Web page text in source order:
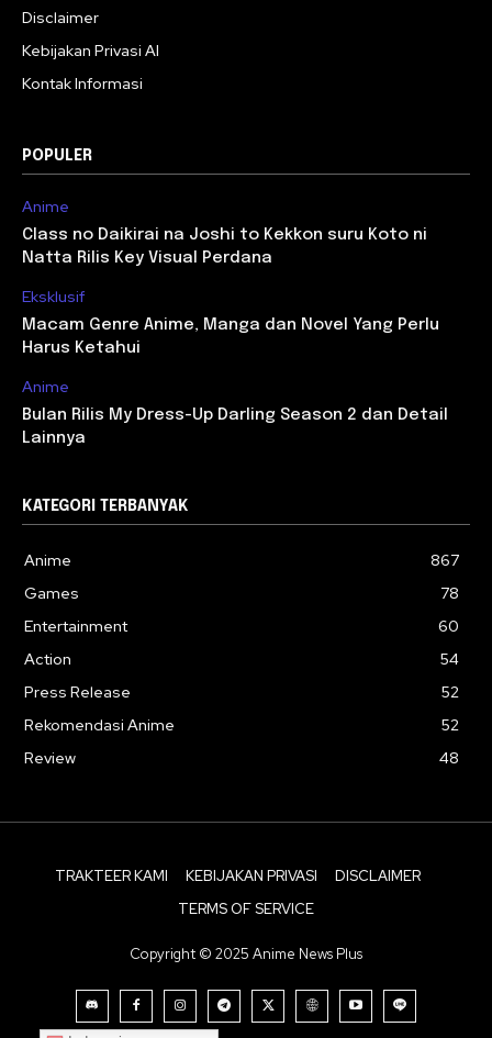
Disclaimer
Kebijakan Privasi AI
Kontak Informasi
POPULER
Anime
Class no Daikirai na Joshi to Kekkon suru Koto ni
Natta Rilis Key Visual Perdana
Eksklusif
Macam Genre Anime, Manga dan Novel Yang Perlu
Harus Ketahui
Anime
Bulan Rilis My Dress-Up Darling Season 2 dan Detail
Lainnya
KATEGORI TERBANYAK
Anime
867
Games
78
Entertainment
60
Action
54
Press Release
52
Rekomendasi Anime
52
Review
48
TRAKTEER KAMI KEBIJAKAN PRIVASI
DISCLAIMER
TERMS OF SERVICE
Copyright © 2025 Anime News Plus